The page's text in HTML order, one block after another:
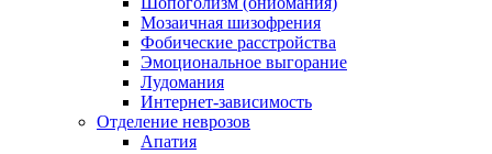
Мозаичная шизофрения
Фобические расстройства
Эмоциональное выгорание
Лудомания
Интернет-зависимость
Отделение неврозов
Апатия